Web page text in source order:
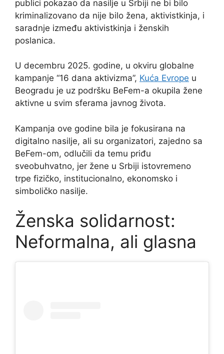
publici pokazao da nasilje u Srbiji ne bi bilo
kriminalizovano da nije bilo žena, aktivistkinja, i
saradnje između aktivistkinja i ženskih
poslanica.
U decembru 2025. godine, u okviru globalne
kampanje “16 dana aktivizma”, Kuća Evrope u
Beogradu je uz podršku BeFem-a okupila žene
aktivne u svim sferama javnog života.
Kampanja ove godine bila je fokusirana na
digitalno nasilje, ali su organizatori, zajedno sa
BeFem-om, odlučili da temu priđu
sveobuhvatno, jer žene u Srbiji istovremeno
trpe fizičko, institucionalno, ekonomsko i
simboličko nasilje.
Ženska solidarnost:
Neformalna, ali glasna